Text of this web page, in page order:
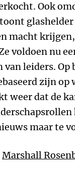
Ook
glashelder
macht
voldoen nu
leiders. Op
zijn op
weer dat de
maar te
Marshall